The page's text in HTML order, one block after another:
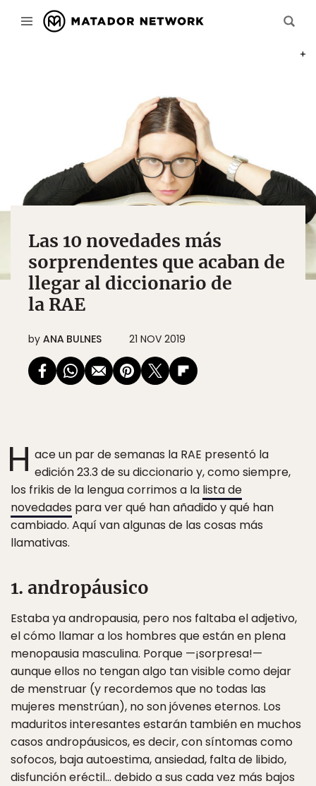
Las 10 novedades más
sorprendentes que acaban de
llegar al diccionario de
la RAE
by ANA BULNES 21 NOV 2019
H ace un par de semanas la RAE presentó la
edición 23.3 de su diccionario y, como siempre,
los frikis de la lengua corrimos a la lista de
novedades para ver qué han añadido y qué han
cambiado. Aquí van algunas de las cosas más
llamativas.
1. andropáusico
Estaba ya andropausia, pero nos faltaba el adjetivo,
el cómo llamar a los hombres que están en plena
menopausia masculina. Porque —¡sorpresa!—
aunque ellos no tengan algo tan visible como dejar
de menstruar (y recordemos que no todas las
mujeres menstrúan), no son jóvenes eternos. Los
maduritos interesantes estarán también en muchos
casos andropáusicos, es decir, con síntomas como
sofocos, baja autoestima, ansiedad, falta de libido,
disfunción eréctil… debido a sus cada vez más bajos